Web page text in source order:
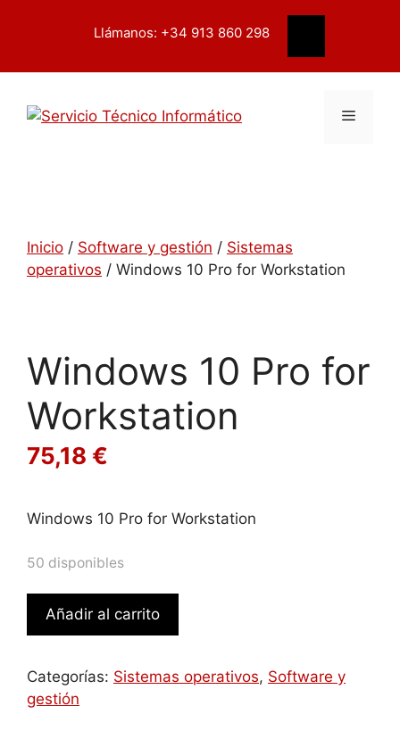
Buscar
Llámanos: +34 913 860 298
Menú
Inicio / Software y gestión / Sistemas
operativos / Windows 10 Pro for Workstation
Windows 10 Pro for
Workstation
75,18 €
Windows 10 Pro for Workstation
50 disponibles
Windows
for
Workstation
Añadir al carrito
Categorías: Sistemas operativos, Software y
gestión